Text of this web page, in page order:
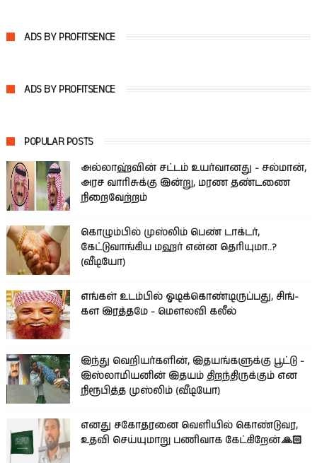
ADS BY PROFITSENCE
ADS BY PROFITSENCE
POPULAR POSTS
அல்லாஹ்வின் சட்டம் உயர்வானது - சல்மான்,
அரச வாரிசுக்கு இன்று, மரண தண்டணை
நிறைவேற்றம்
கொழும்பில் முஸ்லிம் பெண் டாக்டர்,
கேட்டுவாங்கிய மஹர் என்ன தெரியுமா..?
(வீடியோ)
எங்கள் உடம்பில் ஓடிக்­கொண்­டி­ருப்­பது, சிங்­
கள இரத்­தமே - மௌலவி கலீல்
இந்து வெறியர்களின், இதயங்களுக்கு பூட்டு -
இஸ்லாமியனின் இதயம் திறந்திருக்கும் என
நிரூபித்த முஸ்லிம் (வீடியோ)
எனது சகோதரனை வெளியில் கொண்டுவர,
உதவி செய்யுமாறு பணிவாக கேட்கிறேன்.🙏🏻